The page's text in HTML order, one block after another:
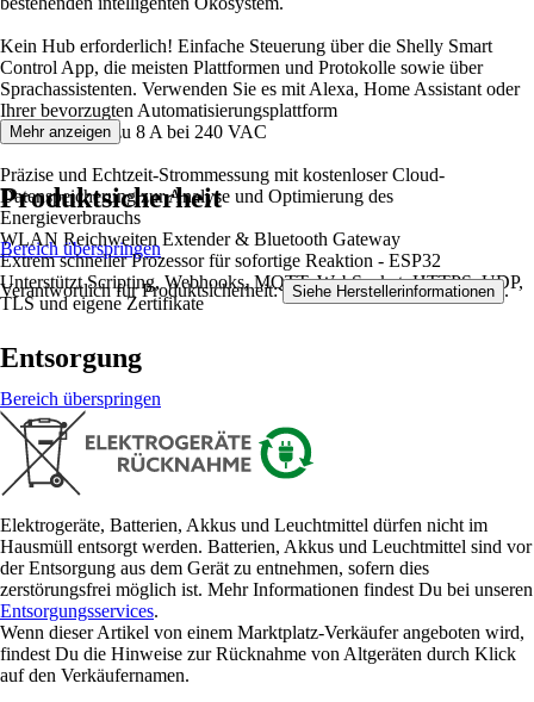
Kein Hub erforderlich! Einfache Steuerung über die Shelly Smart
Control App, die meisten Plattformen und Protokolle sowie über
Sprachassistenten. Verwenden Sie es mit Alexa, Home Assistant oder
Ihrer bevorzugten Automatisierungsplattform
Unterstützt bis zu 8 A bei 240 VAC
Präzise und Echtzeit-Strommessung mit kostenloser Cloud-
Datenspeicherung zur Analyse und Optimierung des
Energieverbrauchs
WLAN Reichweiten Extender & Bluetooth Gateway
Extrem schneller Prozessor für sofortige Reaktion - ESP32
Unterstützt Scripting, Webhooks, MQTT, WebSocket, HTTPS, UDP,
TLS und eigene Zertifikate
Mehr anzeigen
Produktsicherheit
Bereich überspringen
Verantwortlich für Produktsicherheit: Siehe Herstellerinformationen .
Entsorgung
Bereich überspringen
Elektrogeräte, Batterien, Akkus und Leuchtmittel dürfen nicht im
Hausmüll entsorgt werden. Batterien, Akkus und Leuchtmittel sind vor
der Entsorgung aus dem Gerät zu entnehmen, sofern dies
zerstörungsfrei möglich ist. Mehr Informationen findest Du bei unseren
Entsorgungsservices.
Wenn dieser Artikel von einem Marktplatz-Verkäufer angeboten wird,
findest Du die Hinweise zur Rücknahme von Altgeräten durch Klick
auf den Verkäufernamen.